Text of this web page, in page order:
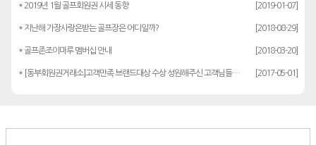
* 2019년 1월 골프회원권 시세 동향 [2019-01-07]
* 지난해 가장사랑은받는 골프장은 어디일까? [2018-08-29]
* 골프존조이마루 멤버십 안내 [2018-03-20]
* [동부회원권거래소]고객만족 브랜드대상 수상 성원해주신 고객님들께 감사드립… [2017-05-01]